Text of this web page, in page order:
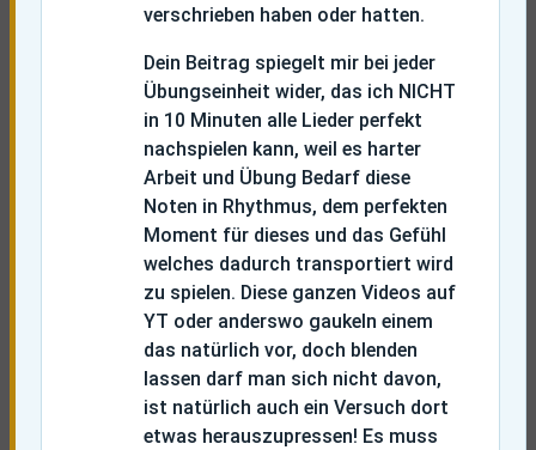
verschrieben haben oder hatten.
Dein Beitrag spiegelt mir bei jeder
Übungseinheit wider, das ich NICHT
in 10 Minuten alle Lieder perfekt
nachspielen kann, weil es harter
Arbeit und Übung Bedarf diese
Noten in Rhythmus, dem perfekten
Moment für dieses und das Gefühl
welches dadurch transportiert wird
zu spielen. Diese ganzen Videos auf
YT oder anderswo gaukeln einem
das natürlich vor, doch blenden
lassen darf man sich nicht davon,
ist natürlich auch ein Versuch dort
etwas herauszupressen! Es muss